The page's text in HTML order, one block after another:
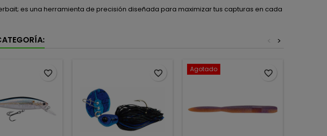
es una herramienta de precisión diseñada para maximizar tus capturas en cada
>
<
favorite_border favorite_border Agotado favorite_border